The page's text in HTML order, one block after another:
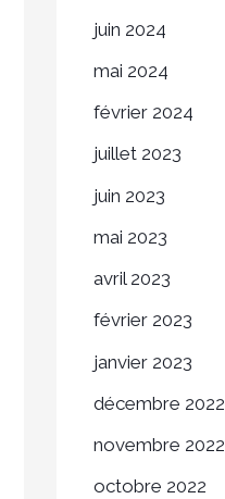
juin 2024
mai 2024
février 2024
juillet 2023
juin 2023
mai 2023
avril 2023
février 2023
janvier 2023
décembre 2022
novembre 2022
octobre 2022